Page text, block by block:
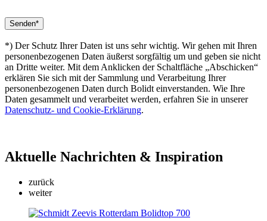
*) Der Schutz Ihrer Daten ist uns sehr wichtig. Wir gehen mit Ihren
personenbezogenen Daten äußerst sorgfältig um und geben sie nicht
an Dritte weiter. Mit dem Anklicken der Schaltfläche „Abschicken“
erklären Sie sich mit der Sammlung und Verarbeitung Ihrer
personenbezogenen Daten durch Bolidt einverstanden. Wie Ihre
Daten gesammelt und verarbeitet werden, erfahren Sie in unserer
Datenschutz- und Cookie-Erklärung.
Aktuelle Nachrichten & Inspiration
zurück
weiter